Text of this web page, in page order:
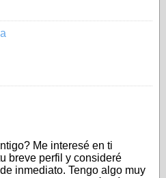
Me interesé en ti
breve perfil y consideré
inmediato. Tengo algo muy